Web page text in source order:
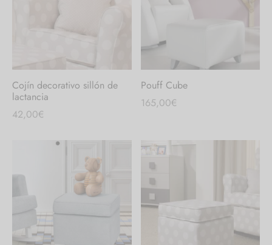
Cojín decorativo sillón de
lactancia
42,00€
Pouff Cube
165,00€